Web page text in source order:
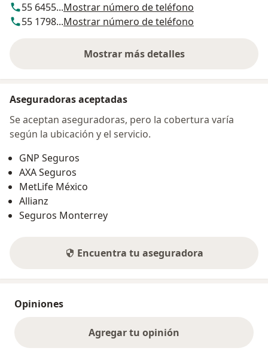
55 6455...Mostrar número de teléfono
55 1798...Mostrar número de teléfono
Mostrar más detalles
sobre la dirección
Aseguradoras aceptadas
Se aceptan aseguradoras, pero la cobertura varía
según la ubicación y el servicio.
GNP Seguros
AXA Seguros
MetLife México
Allianz
Seguros Monterrey
Encuentra tu aseguradora
Opiniones
Agregar tu opinión